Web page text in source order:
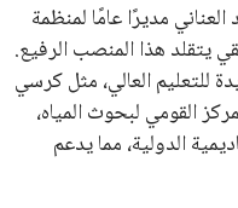
مديرًا عامًا لمنظمة
يتقلد هذا المنصب الرفيع.
العالي، مثل كرسي
القومي لبحوث المياه،
الدولية، مما يدعم